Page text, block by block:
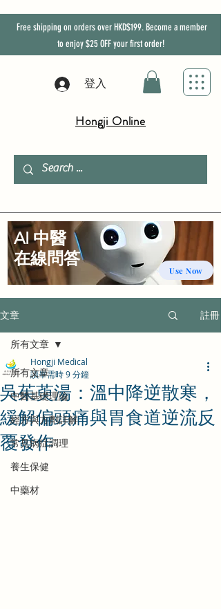
Free shipping on orders over HKD$199. Become a member
to enjoy$25 OFFyour first order!
登入
Hongji Online
文章 註冊
所有文章
中醫基礎理論
經方與方劑詳解
常見病症調理
養生保健
中藥材
所有文章
吳茱萸湯：溫中降逆散寒，
緩解偏頭痛與胃食道逆流反
覆發作
Hongji Medical
讀畢需時 9 分鐘
Use Now
AI 中醫
​在線問答